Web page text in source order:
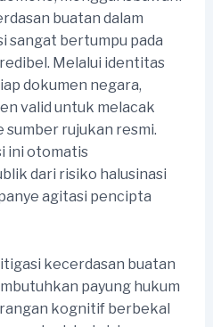
buatan dalam
sangat bertumpu pada
Melalui identitas
dokumen negara,
valid untuk melacak
sumber rujukan resmi.
ini otomatis
dari risiko halusinasi
agitasi pencipta
kecerdasan buatan
payung hukum
kognitif berbekal